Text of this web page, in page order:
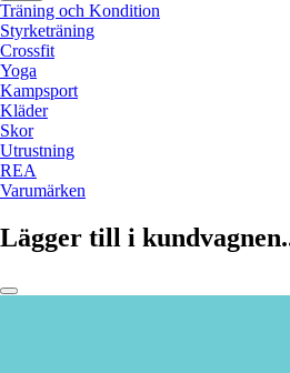
Träning och Kondition
Styrketräning
Crossfit
Yoga
Kampsport
Kläder
Skor
Utrustning
REA
Varumärken
Lägger till i